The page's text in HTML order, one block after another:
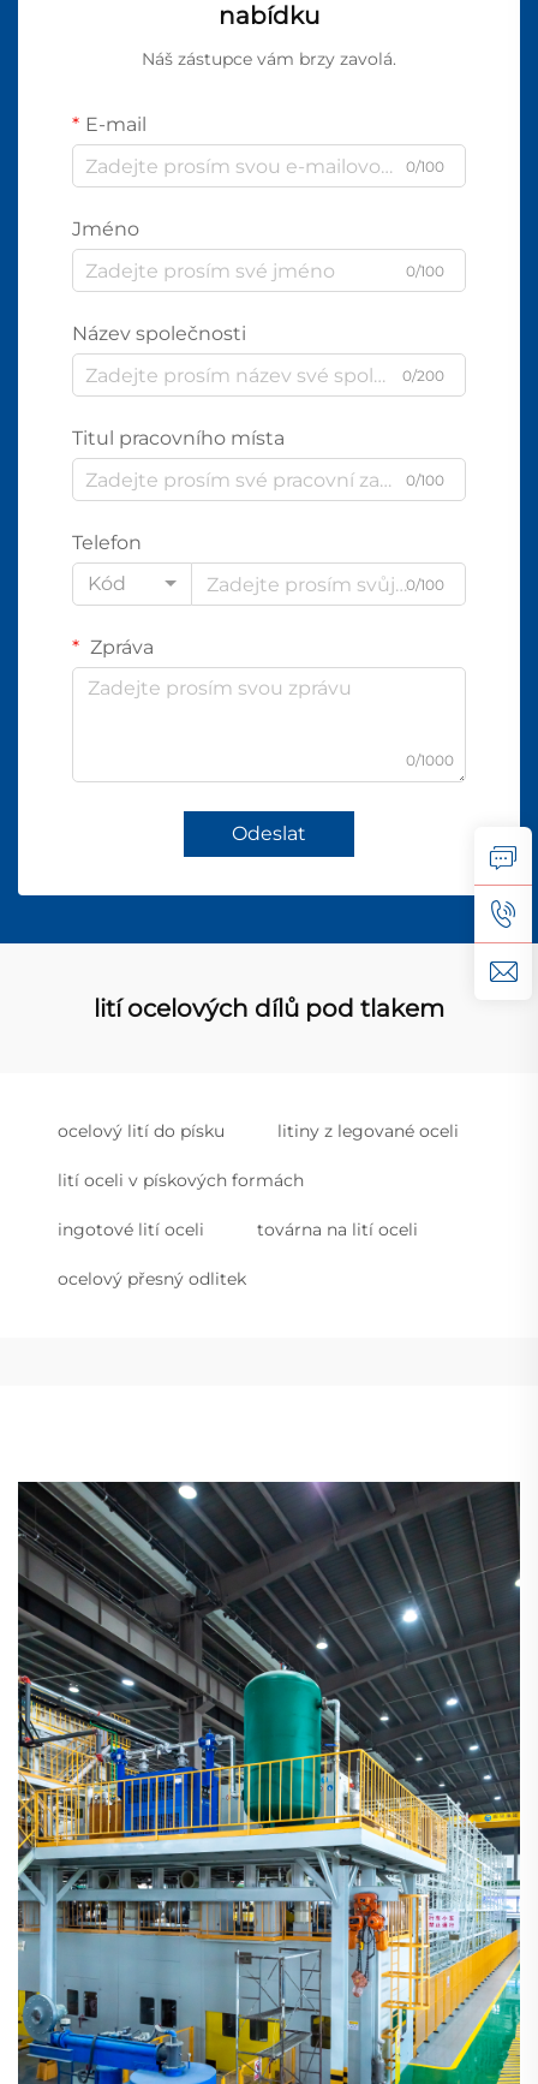
nabídku
Náš zástupce vám brzy zavolá.
E-mail
0/100
Jméno
0/100
Název společnosti
0/200
Titul pracovního místa
0/100
Telefon
Kód
0/100
Zpráva
0/1000
Odeslat
lití ocelových dílů pod tlakem
ocelový lití do písku litiny z legované oceli
lití oceli v pískových formách
ingotové lití oceli továrna na lití oceli
ocelový přesný odlitek